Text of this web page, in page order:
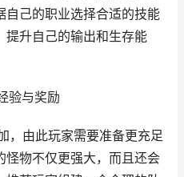
自己的职业选择合适的技能
提升自己的输出和生存能
验与奖励
，由此玩家需要准备更充足
怪物不仅更强大，而且还会